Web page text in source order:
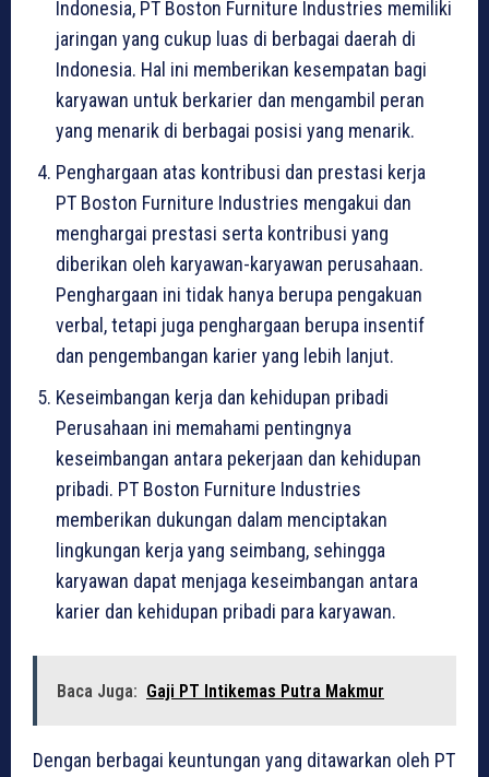
Indonesia, PT Boston Furniture Industries memiliki
jaringan yang cukup luas di berbagai daerah di
Indonesia. Hal ini memberikan kesempatan bagi
karyawan untuk berkarier dan mengambil peran
yang menarik di berbagai posisi yang menarik.
Penghargaan atas kontribusi dan prestasi kerja
PT Boston Furniture Industries mengakui dan
menghargai prestasi serta kontribusi yang
diberikan oleh karyawan-karyawan perusahaan.
Penghargaan ini tidak hanya berupa pengakuan
verbal, tetapi juga penghargaan berupa insentif
dan pengembangan karier yang lebih lanjut.
Keseimbangan kerja dan kehidupan pribadi
Perusahaan ini memahami pentingnya
keseimbangan antara pekerjaan dan kehidupan
pribadi. PT Boston Furniture Industries
memberikan dukungan dalam menciptakan
lingkungan kerja yang seimbang, sehingga
karyawan dapat menjaga keseimbangan antara
karier dan kehidupan pribadi para karyawan.
Baca Juga: Gaji PT Intikemas Putra Makmur
Dengan berbagai keuntungan yang ditawarkan oleh PT